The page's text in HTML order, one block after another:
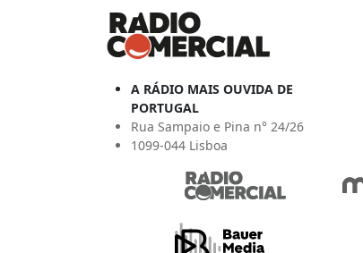
A RÁDIO MAIS OUVIDA DE
PORTUGAL
Rua Sampaio e Pina n° 24/26
1099-044 Lisboa